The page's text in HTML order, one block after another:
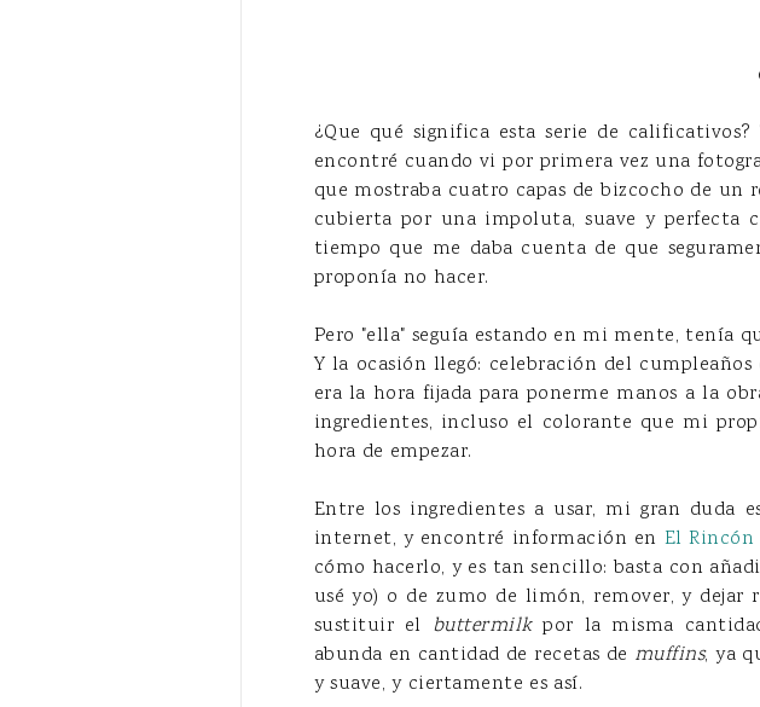
¿Que qué significa esta serie de
encontré cuando vi por primera vez una
que mostraba cuatro capas de bizcocho de
cubierta por una impoluta, suave y perfecta
tiempo que me daba cuenta de que
proponía no hacer.
Pero "ella" seguía estando en mi mente, tenía
Y la ocasión llegó: celebración del
era la hora fijada para ponerme manos a la
ingredientes, incluso el colorante que mi
hora de empezar.
Entre los ingredientes a usar, mi gran duda
internet, y encontré información en El Rincón
cómo hacerlo, y es tan sencillo: basta con
usé yo) o de zumo de limón, remover, y dejar
sustituir el buttermilkpor la misma
abunda en cantidad de recetas de muffins, ya
y suave, y ciertamente es así.